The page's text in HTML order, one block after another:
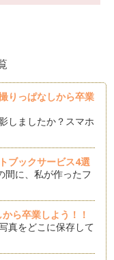
りっぱなしから卒業
しましたか？スマホ
ブックサービス4選
間に、私が作ったフ
ら卒業しよう！！
真をどこに保存して